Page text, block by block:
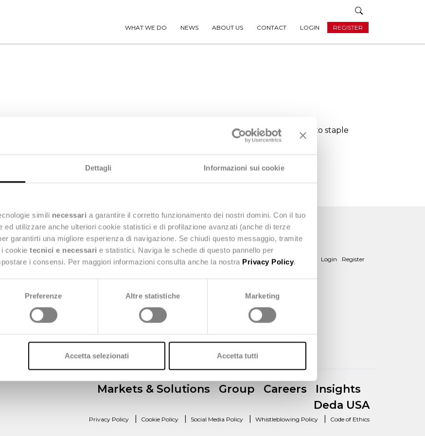
Dettagli Informazioni sui cookie
simili necessari a garantire il corretto funzionamento dei nostri domini. Con il tuo
ed utilizzare anche ulteriori cookie statistici e di profilazione avanzati (anche di terze
garantirti una migliore esperienza di navigazione. Se chiudi questo messaggio, tramite
cookie tecnici e necessari e statistici. Naviga le schede di questo pannello per
i consensi. Per maggiori informazioni consulta anche la nostra Privacy Policy.
Preferenze Altre statistiche Marketing
Accetta selezionati Accetta tutti
WHAT WE DO NEWS ABOUT US CONTACT LOGIN REGISTER
as they are extruded from the spinnerette, and before they have been cut into staple
Milan
What we do News About us Contact Login Register
Markets & Solutions Group Careers
Insights
Deda USA
Privacy Policy Cookie Policy Social Media Policy Whistleblowing Policy Code of Ethics